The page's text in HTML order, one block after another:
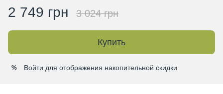
2 749 грн 3 024 грн
Купить
% Войти для отображения накопительной скидки